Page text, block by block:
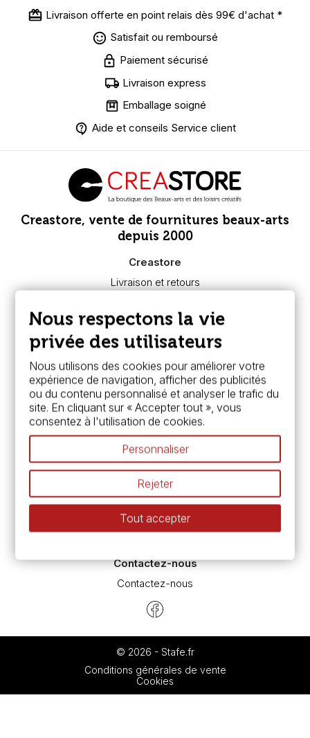
Livraison offerte en point relais dès 99€ d'achat *
Satisfait ou remboursé
Paiement sécurisé
Livraison express
Emballage soigné
Aide et conseils Service client
Creastore, vente de fournitures beaux-arts
depuis 2000
Creastore
Livraison et retours
Paiement sécurisé
FAQ
Boutique à Angers
Services
Carte fidélité & avantages
Chèque cadeau, bon cadeaux
Devis & bon de commande
Pass culture - mode d'emploi
Nos promotions en cours
Espace conseils
L’aquarelle en tubes ou en godets ?
Le vocabulaire technique de l’aquarelle
Différence entre peinture Fine et Extra-fine
Préparer une toile pour peinture à l'huile et acrylique
Contactez-nous
Contactez-nous
© 2026 - Stafe.fr
Conditions générales de vente
Cookies
Nous respectons la vie
privée des utilisateurs
Nous utilisons des cookies pour améliorer votre
expérience de navigation, afficher des publicités
ou du contenu personnalisé et analyser le trafic du
site. En cliquant sur « Accepter tout », vous
consentez à l'utilisation de cookies.
Personnaliser
Rejeter
Tout accepter